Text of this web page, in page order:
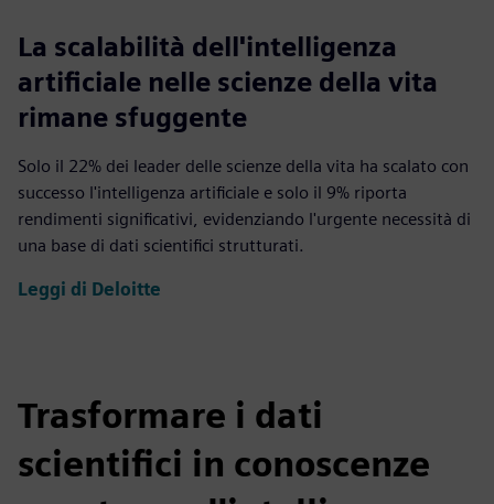
22%
La scalabilità dell'intelligenza
artificiale nelle scienze della vita
rimane sfuggente
Solo il 22% dei leader delle scienze della vita ha scalato con
successo l'intelligenza artificiale e solo il 9% riporta
rendimenti significativi, evidenziando l'urgente necessità di
una base di dati scientifici strutturati.
Leggi di Deloitte
Trasformare i dati
scientifici in conoscenze